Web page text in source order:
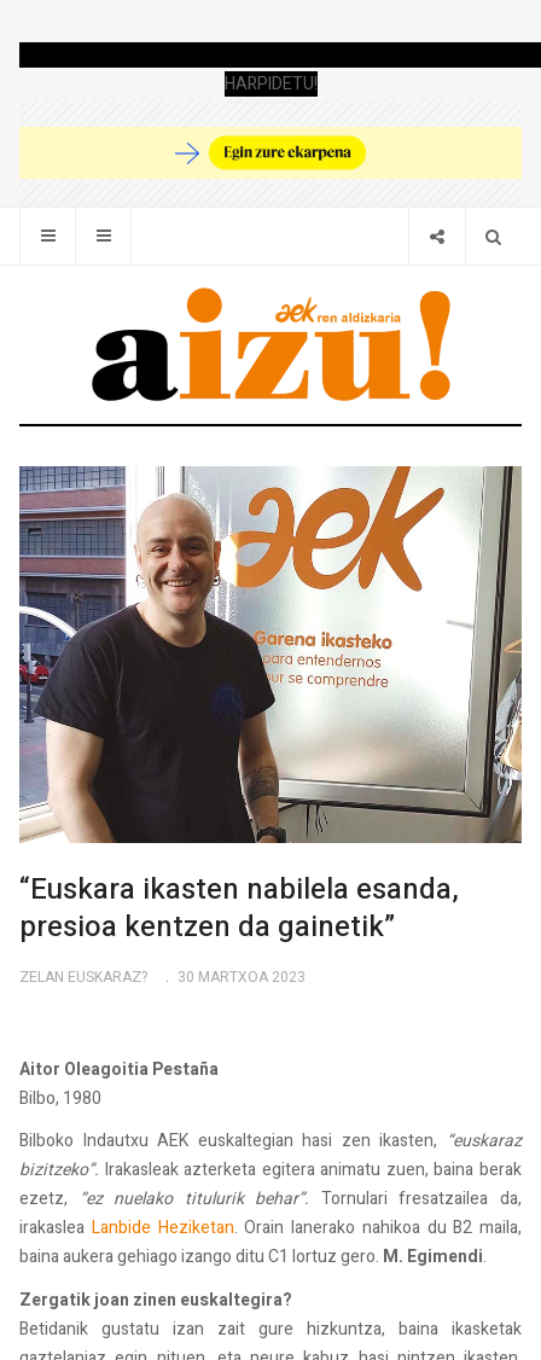
HARPIDETU!
“Euskara ikasten nabilela esanda,
presioa kentzen da gainetik”
ZELAN EUSKARAZ? 30 MARTXOA 2023
Aitor Oleagoitia Pestaña
Bilbo, 1980
Bilboko Indautxu AEK euskaltegian hasi zen ikasten, “euskaraz
bizitzeko”. Irakasleak azterketa egitera animatu zuen, baina berak
ezetz,
“ez nuelako titulurik behar”. Tornulari fresatzailea da,
irakaslea Lanbide Heziketan. Orain lanerako nahikoa du B2 maila,
baina aukera gehiago izango ditu C1 lortuz gero. M. Egimendi.
Zergatik joan zinen euskaltegira?
Betidanik gustatu izan zait gure hizkuntza, baina ikasketak